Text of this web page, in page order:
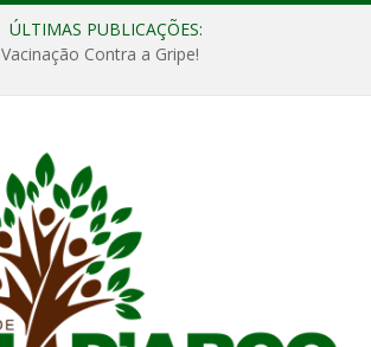
ÚLTIMAS PUBLICAÇÕES:
Vacinação Contra a Gripe!